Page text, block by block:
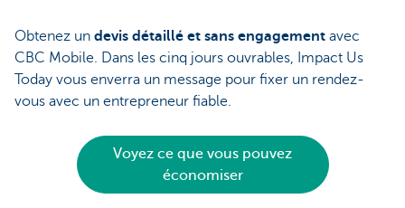
Obtenez un devis détaillé et sans engagement avec
CBC Mobile. Dans les cinq jours ouvrables, Impact Us
Today vous enverra un message pour fixer un rendez-
vous avec un entrepreneur fiable.
Voyez ce que vous pouvez
économiser